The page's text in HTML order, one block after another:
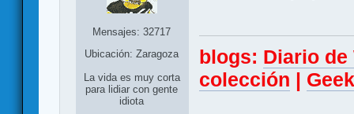
Mensajes: 32717
Ubicación: Zaragoza
La vida es muy corta
para lidiar con gente
idiota
blogs: Diario
colección